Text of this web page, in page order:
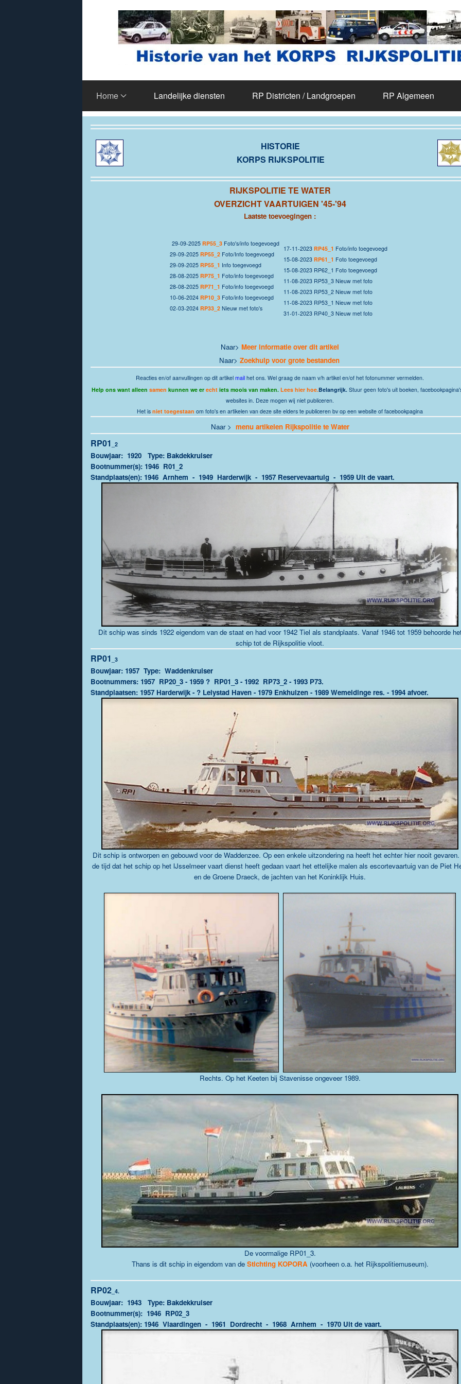
Home Landelijke diensten RP Districten / Landgroepen RP Algemeen
HISTORIE
KORPS RIJKSPOLITIE
RIJKSPOLITIE TE WATER
OVERZICHT VAARTUIGEN '45-'94
Laatste toevoegingen :
29-09-2025 RP55_3 Foto's/info toegevoegd
29-09-2025 RP55_2 Foto/Info toegevoegd
29-09-2025 RP55_1 Info toegevoegd
28-08-2025 RP75_1 Foto/info toegevoegd
28-08-2025 RP71_1 Foto/info toegevoegd
10-06-2024 RP10_3 Foto/info toegevoegd
02-03-2024 RP33_2 Nieuw met foto's
17-11-2023 RP45_1 Foto/info toegevoegd
15-08-2023 RP61_1 Foto toegevoegd
15-08-2023 RP62_1 Foto toegevoegd
11-08-2023 RP53_3 Nieuw met foto
11-08-2023 RP53_2 Nieuw met foto
11-08-2023 RP53_1 Nieuw met foto
31-01-2023 RP40_3 Nieuw met foto
Naar> Meer informatie over dit artikel
Naar> Zoekhulp voor grote bestanden
Reacties en/of aanvullingen op dit artikel mail het ons. Wel graag de naam v/h artikel en/of het fotonummer vermelden.
Help ons want alleen samen kunnen we er echtiets moois van maken. Lees hier hoe.Belangrijk.Stuur geen foto's uit boeken,
websites in. Deze mogen wij niet publiceren.
Het is niet toegestaan om foto's en artikelen van deze site elders te publiceren bv op een website of facebookpagina
Naar > menu artikelen Rijkspolitie te Water
RP01 _2
Bouwjaar: 1920 Type: Bakdekkruiser
Bootnummer(s): 1946 R01_2
Standplaats(en): 1946 Arnhem - 1949 Harderwijk - 1957 Reservevaartuig - 1959 Uit de vaart.
Dit schip was sinds 1922 eigendom van de staat en had voor 1942 Tiel als standplaats. Vanaf 1946 tot 1959 behoorde
schip tot de Rijkspolitie vloot.
RP01 _3
Bouwjaar: 1957 Type: Waddenkruiser
Bootnummers: 1957 RP20_3 - 1959 ? RP01_3 - 1992 RP73_2 - 1993 P73.
Standplaatsen: 1957 Harderwijk - ? Lelystad Haven - 1979 Enkhuizen - 1989 Wemeldinge res. - 1994 afvoer.
Dit schip is ontworpen en gebouwd voor de Waddenzee. Op een enkele uitzondering na heeft het echter hier nooit
de tijd dat het schip op het IJsselmeer vaart dienst heeft gedaan vaart het ettelijke malen als escortevaartuig van de Piet
en de Groene Draeck, de jachten van het Koninklijk Huis.
Rechts. Op het Keeten bij Stavenisse ongeveer 1989.
De voormalige RP01_3.
Thans is dit schip in eigendom van de Stichting KOPORA(voorheen o.a. het Rijkspolitiemuseum).
RP02 _4.
Bouwjaar: 1943 Type: Bakdekkruiser
Bootnummer(s): 1946 RP02_3
Standplaats(en): 1946 Vlaardingen - 1961 Dordrecht - 1968 Arnhem - 1970 Uit de vaart.